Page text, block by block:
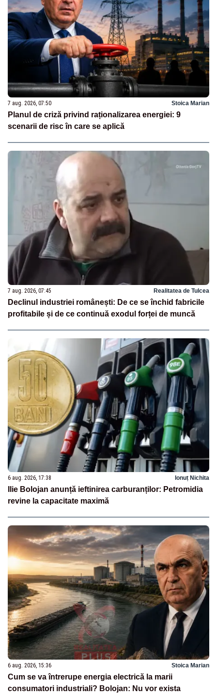
7 aug. 2026, 07:50 Stoica Marian
Planul de criză privind raționalizarea energiei: 9
scenarii de risc în care se aplică
7 aug. 2026, 07:45 Realitatea de Tulcea
Declinul industriei românești: De ce se închid fabricile
profitabile și de ce continuă exodul forței de muncă
6 aug. 2026, 17:38 Ionuț Nichita
Ilie Bolojan anunță ieftinirea carburanților: Petromidia
revine la capacitate maximă
6 aug. 2026, 15:36 Stoica Marian
Cum se va întrerupe energia electrică la marii
consumatori industriali? Bolojan: Nu vor exista